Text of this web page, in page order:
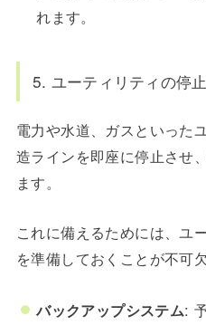
れます。
5. ユーティリティの停止
電力や水道、ガスといった
造ラインを即座に停止させ
ます。
これに備えるためには、ユ
を準備しておくことが不可欠
バックアップシステム: